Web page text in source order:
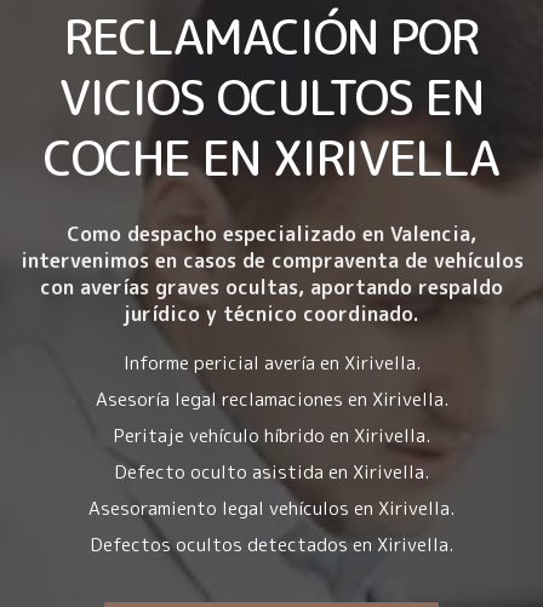
RECLAMACIÓN POR
VICIOS OCULTOS EN
COCHE EN XIRIVELLA
Como despacho especializado en Valencia,
intervenimos en casos de compraventa de vehículos
con averías graves ocultas, aportando respaldo
jurídico y técnico coordinado.
Informe pericial avería en Xirivella.
Asesoría legal reclamaciones en Xirivella.
Peritaje vehículo híbrido en Xirivella.
Defecto oculto asistida en Xirivella.
Asesoramiento legal vehículos en Xirivella.
Defectos ocultos detectados en Xirivella.